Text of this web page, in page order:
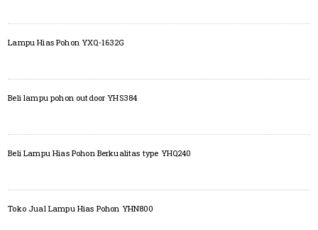
Lampu Hias Pohon YXQ-1632G
Beli lampu pohon outdoor YHS384
Beli Lampu Hias Pohon Berkualitas type YHQ240
Toko Jual Lampu Hias Pohon YHN800